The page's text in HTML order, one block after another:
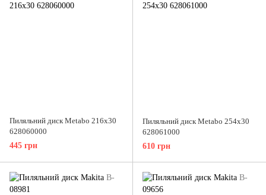
Пиляльний диск Metabo 216x30
628060000
445 грн
Пиляльний диск Metabo 254x30
628061000
610 грн